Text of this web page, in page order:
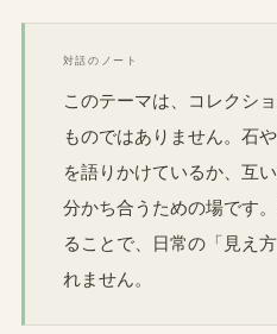
対話のノート
このテーマは、コレクシ
ものではありません。石
を語りかけているか、互
分かち合うための場です
ることで、日常の「見え
れません。